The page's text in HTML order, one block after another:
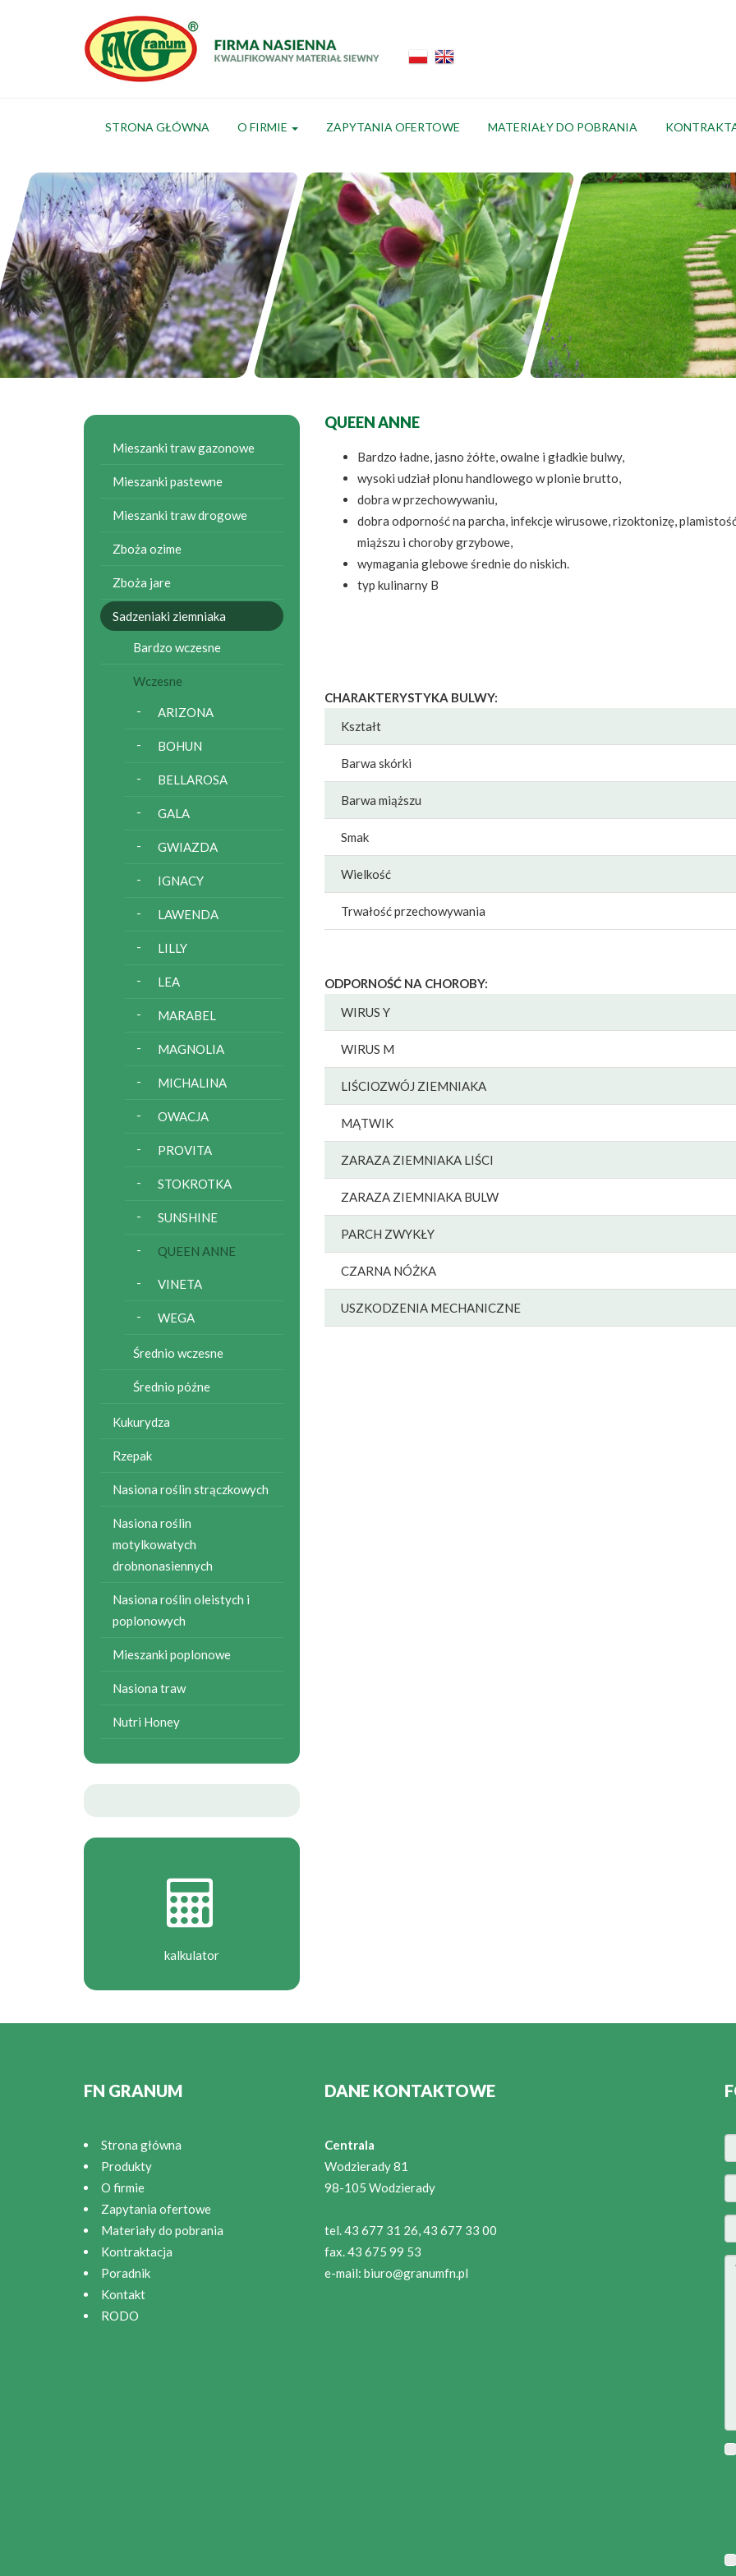
STRONA GŁÓWNA O FIRMIE ZAPYTANIA OFERTOWE MATERIAŁY DO POBRANIA
Mieszanki traw gazonowe
Mieszanki pastewne
Mieszanki traw drogowe
Zboża ozime
Zboża jare
Sadzeniaki ziemniaka
Bardzo wczesne
Wczesne
ARIZONA
BOHUN
BELLAROSA
GALA
GWIAZDA
IGNACY
LAWENDA
LILLY
LEA
MARABEL
MAGNOLIA
MICHALINA
OWACJA
PROVITA
STOKROTKA
SUNSHINE
QUEEN ANNE
VINETA
WEGA
Średnio wczesne
Średnio późne
Kukurydza
Rzepak
Nasiona roślin strączkowych
Nasiona roślin
motylkowatych
drobnonasiennych
Nasiona roślin oleistych i
poplonowych
Mieszanki poplonowe
Nasiona traw
Nutri Honey
kalkulator
QUEEN ANNE
Bardzo ładne, jasno żółte, owalne i gładkie bulwy,
wysoki udział plonu handlowego w plonie brutto,
dobra w przechowywaniu,
dobra odporność na parcha, infekcje wirusowe, rizoktonizę,
miąższu i choroby grzybowe,
wymagania glebowe średnie do niskich.
typ kulinarny B
CHARAKTERYSTYKA BULWY:
Kształt
Barwa skórki
Barwa miąższu
Smak
Wielkość
Trwałość przechowywania
ODPORNOŚĆ NA CHOROBY:
WIRUS Y
WIRUS M
LIŚCIOZWÓJ ZIEMNIAKA
MĄTWIK
ZARAZA ZIEMNIAKA LIŚCI
ZARAZA ZIEMNIAKA BULW
PARCH ZWYKŁY
CZARNA NÓŻKA
USZKODZENIA MECHANICZNE
FN GRANUM
Strona główna
Produkty
O firmie
Zapytania ofertowe
Materiały do pobrania
Kontraktacja
Poradnik
Kontakt
RODO
DANE KONTAKTOWE
Centrala
Wodzierady 81
98-105 Wodzierady
tel. 43 677 31 26, 43 677 33 00
fax. 43 675 99 53
e-mail: biuro@granumfn.pl